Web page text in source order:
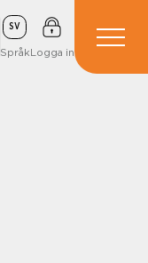
SV
SpråkLogga in